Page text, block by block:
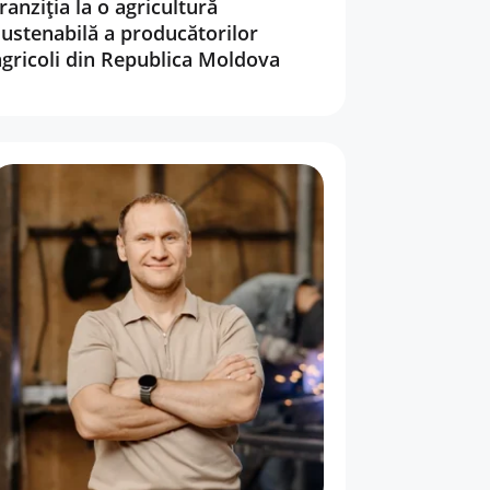
la o agricultură
a producătorilor
din Republica Moldova